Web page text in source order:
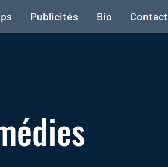
Publicités Bio Contact